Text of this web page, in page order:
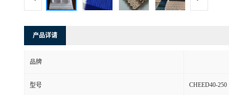
产品详请
品牌
型号 CHEED40-250